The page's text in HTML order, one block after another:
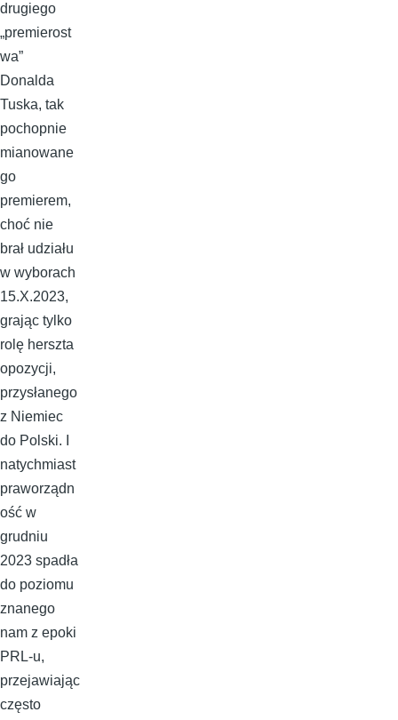
drugiego
„premierost
wa”
Donalda
Tuska, tak
pochopnie
mianowane
go
premierem,
choć nie
brał udziału
w wyborach
15.X.2023,
grając tylko
rolę herszta
opozycji,
przysłanego
z Niemiec
do Polski. I
natychmiast
praworządn
ość w
grudniu
2023 spadła
do poziomu
znanego
nam z epoki
PRL-u,
przejawiając
często